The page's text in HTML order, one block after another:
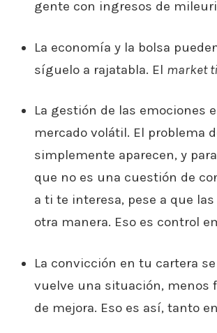
gente con ingresos de
La economía y la bolsa
síguelo a rajatabla. El market
La gestión de las emociones
mercado volátil. El problema
simplemente aparecen, y
que no es una cuestión de
a ti te interesa, pese a que
otra manera. Eso es control
La convicción en tu cartera
vuelve una situación, menos
de mejora. Eso es así, tanto